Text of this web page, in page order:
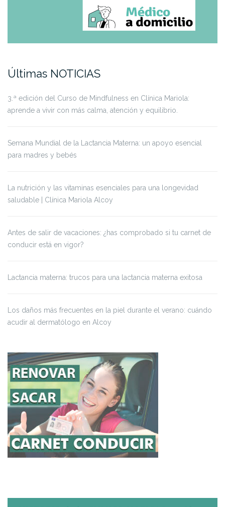
Últimas NOTICIAS
3.ª edición del Curso de Mindfulness en Clínica Mariola:
aprende a vivir con más calma, atención y equilibrio.
Semana Mundial de la Lactancia Materna: un apoyo esencial
para madres y bebés
La nutrición y las vitaminas esenciales para una longevidad
saludable | Clínica Mariola Alcoy
Antes de salir de vacaciones: ¿has comprobado si tu carnet de
conducir está en vigor?
Lactancia materna: trucos para una lactancia materna exitosa
Los daños más frecuentes en la piel durante el verano: cuándo
acudir al dermatólogo en Alcoy